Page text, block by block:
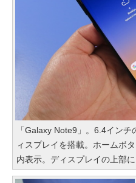
「Galaxy Note9」。6.4イン
ィスプレイを搭載。ホームボ
内表示。ディスプレイの上部